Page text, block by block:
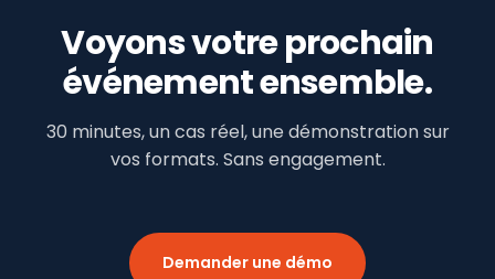
Voyons votre prochain
événement ensemble.
30 minutes, un cas réel, une démonstration sur
vos formats. Sans engagement.
Demander une démo